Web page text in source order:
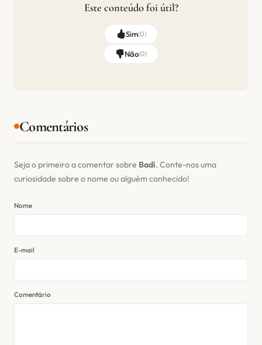
Este conteúdo foi útil?
Sim(0)
Não(0)
Comentários
Seja o primeiro a comentar sobre Badi. Conte-nos uma
curiosidade sobre o nome ou alguém conhecido!
Nome
E-mail
Comentário